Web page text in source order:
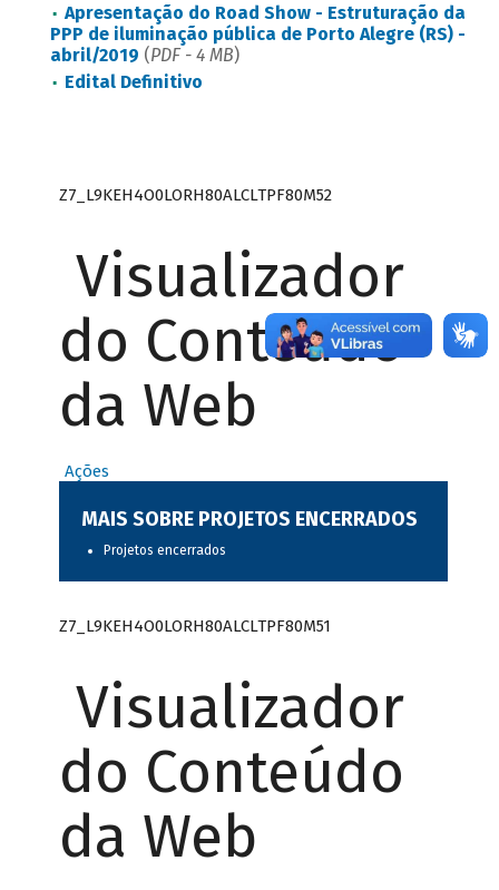
Apresentação do Road Show - Estruturação da
PPP de iluminação pública de Porto Alegre (RS) -
abril/2019 (PDF - 4 MB)
Edital Definitivo
Z7_L9KEH4O0LORH80ALCLTPF80M52
Visualizador
do Conteúdo
da Web
Ações
MAIS SOBRE PROJETOS ENCERRADOS
Projetos encerrados
Z7_L9KEH4O0LORH80ALCLTPF80M51
Visualizador
do Conteúdo
da Web